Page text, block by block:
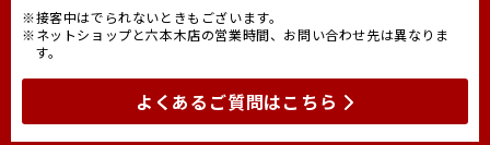
※接客中はでられないときもございます。
※ネットショップと六本木店の営業時間、お問い合わせ先は異なりま
す。
よくあるご質問はこちら